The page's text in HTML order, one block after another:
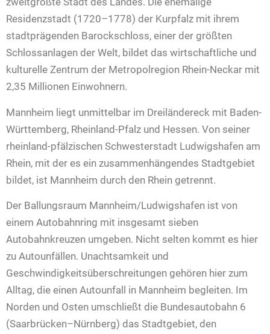
Residenzstadt (1720–1778) der Kurpfalz mit ihrem
stadtprägenden Barockschloss, einer der größten
Schlossanlagen der Welt, bildet das wirtschaftliche und
kulturelle Zentrum der Metropolregion Rhein-Neckar mit
2,35 Millionen Einwohnern.
Mannheim liegt unmittelbar im Dreiländereck mit Baden-
Württemberg, Rheinland-Pfalz und Hessen. Von seiner
rheinland-pfälzischen Schwesterstadt Ludwigshafen am
Rhein, mit der es ein zusammenhängendes Stadtgebiet
bildet, ist Mannheim durch den Rhein getrennt.
Der Ballungsraum Mannheim/Ludwigshafen ist von
einem Autobahnring mit insgesamt sieben
Autobahnkreuzen umgeben. Nicht selten kommt es hier
zu Autounfällen. Unachtsamkeit und
Geschwindigkeitsüberschreitungen gehören hier zum
Alltag, die einen Autounfall in Mannheim begleiten. Im
Norden und Osten umschließt die Bundesautobahn 6
(Saarbrücken–Nürnberg) das Stadtgebiet, den